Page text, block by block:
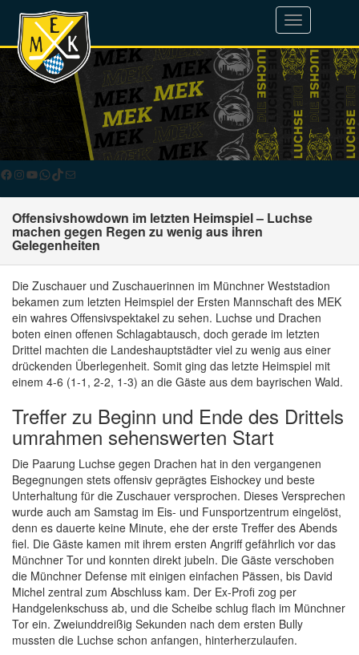
Toggle
navigation
Facebook
Instagram
YouTube
WhatsApp
TikTok
E-Mail
Offensivshowdown im letzten Heimspiel – Luchse
machen gegen Regen zu wenig aus ihren
Gelegenheiten
Die Zuschauer und Zuschauerinnen im Münchner Weststadion
bekamen zum letzten Heimspiel der Ersten Mannschaft des MEK
ein wahres Offensivspektakel zu sehen. Luchse und Drachen
boten einen offenen Schlagabtausch, doch gerade im letzten
Drittel machten die Landeshauptstädter viel zu wenig aus einer
drückenden Überlegenheit. Somit ging das letzte Heimspiel mit
einem 4-6 (1-1, 2-2, 1-3) an die Gäste aus dem bayrischen Wald.
Treffer zu Beginn und Ende des Drittels
umrahmen sehenswerten Start
Die Paarung Luchse gegen Drachen hat in den vergangenen
Begegnungen stets offensiv geprägtes Eishockey und beste
Unterhaltung für die Zuschauer versprochen. Dieses Versprechen
wurde auch am Samstag im Eis- und Funsportzentrum eingelöst,
denn es dauerte keine Minute, ehe der erste Treffer des Abends
fiel. Die Gäste kamen mit ihrem ersten Angriff gefährlich vor das
Münchner Tor und konnten direkt jubeln. Die Gäste verschoben
die Münchner Defense mit einigen einfachen Pässen, bis David
Michel zentral zum Abschluss kam. Der Ex-Profi zog per
Handgelenkschuss ab, und die Scheibe schlug flach im Münchner
Tor ein. Zweiunddreißig Sekunden nach dem ersten Bully
mussten die Luchse schon anfangen, hinterherzulaufen.